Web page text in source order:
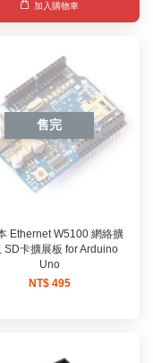
加入購物車
售完
Ethernet W5100 網絡擴
SD卡擴展板 for Arduino
Uno
NT$ 495